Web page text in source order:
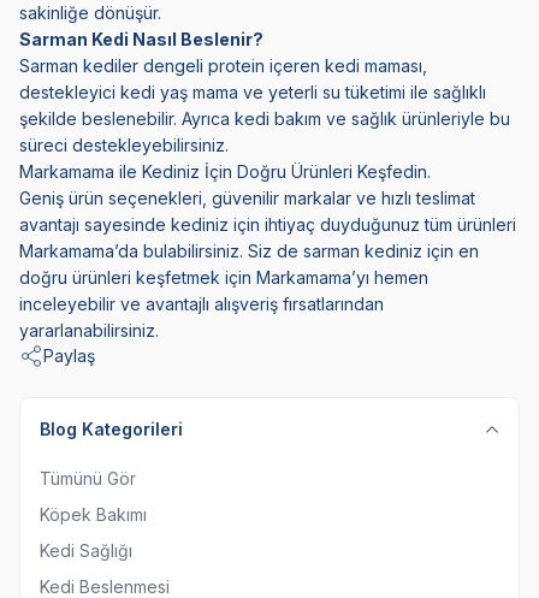
sakinliğe dönüşür.
Sarman Kedi Nasıl Beslenir?
Sarman kediler dengeli protein içeren kedi maması,
destekleyici kedi yaş mama ve yeterli su tüketimi ile sağlıklı
şekilde beslenebilir. Ayrıca kedi bakım ve sağlık ürünleriyle bu
süreci destekleyebilirsiniz.
Markamama ile Kediniz İçin Doğru Ürünleri Keşfedin.
Geniş ürün seçenekleri, güvenilir markalar ve hızlı teslimat
avantajı sayesinde kediniz için ihtiyaç duyduğunuz tüm ürünleri
Markamama’da bulabilirsiniz. Siz de sarman kediniz için en
doğru ürünleri keşfetmek için Markamama’yı hemen
inceleyebilir ve avantajlı alışveriş fırsatlarından
yararlanabilirsiniz.
Paylaş
Blog Kategorileri
Tümünü Gör
Köpek Bakımı
Kedi Sağlığı
Kedi Beslenmesi